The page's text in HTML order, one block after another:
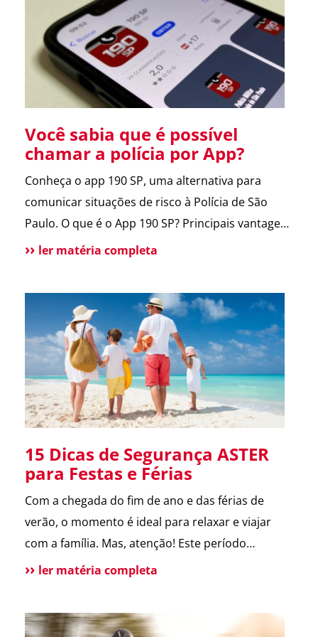
entregador e morador. Um armário inteligente,
seguro e disponível […]
Você sabia que é possível
chamar a polícia por App?
Conheça o app 190 SP, uma alternativa para
comunicar situações de risco à Polícia de São
Paulo. O que é o App 190 SP? Principais vantagens
e benefícios para a população Situações de uso
tradicional ainda disponível Conclusão O app 190
melhora a comunicação […]
ler matéria completa
15 Dicas de Segurança ASTER
para Festas e Férias
Com a chegada do fim de ano e das férias de
verão, o momento é ideal para relaxar e viajar
com a família. Mas, atenção! Este período
também é marcado por um aumento de
segurança que destacamos ao longo de 2024.
ler matéria completa